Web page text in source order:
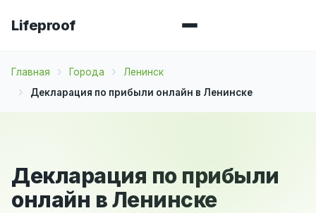
Lifeproof
Главная Города
Ленинск
Декларация по прибыли онлайн в Ленинске
Декларация по прибыли
онлайн в Ленинске